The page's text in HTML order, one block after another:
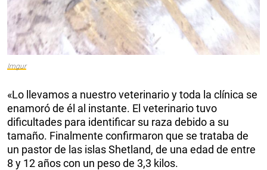
Imgur
«Lo llevamos a nuestro veterinario y toda la clínica se
enamoró de él al instante. El veterinario tuvo
dificultades para identificar su raza debido a su
tamaño. Finalmente confirmaron que se trataba de
un pastor de las islas Shetland, de una edad de entre
8 y 12 años con un peso de 3,3 kilos.